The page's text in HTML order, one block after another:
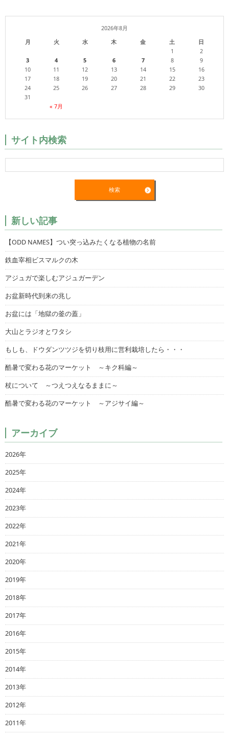
2026年8月
月
火 水 木 金 土 日
« 7月
1
2
3
4 5 6 7 8
9
10
11 12 13 14 15
16
17
18 19 20 21 22
23
24
25 26 27 28 29
30
31
サイト内検索
新しい記事
【ODD NAMES】つい突っ込みたくなる植物の名前
鉄血宰相ビスマルクの木
アジュガで楽しむアジュガーデン
お盆新時代到来の兆し
お盆には「地獄の釜の蓋」
大山とラジオとワタシ
もしも、ドウダンツツジを切り枝用に営利栽培したら・・・
酷暑で変わる花のマーケット ～キク科編～
杖について ～つえつえなるままに～
酷暑で変わる花のマーケット ～アジサイ編～
アーカイブ
2026年
2025年
2024年
2023年
2022年
2021年
2020年
2019年
2018年
2017年
2016年
2015年
2014年
2013年
2012年
2011年